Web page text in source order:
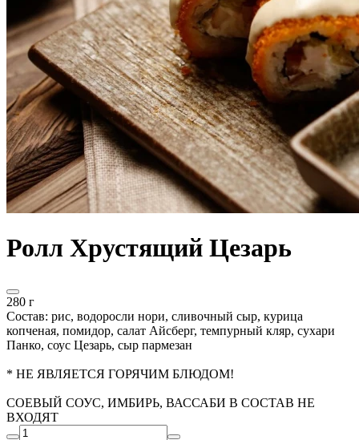
Ролл Хрустящий Цезарь
280 г
Состав: рис, водоросли нори, сливочный сыр, курица
копченая, помидор, салат Айсберг, темпурный кляр, сухари
Панко, соус Цезарь, сыр пармезан
* НЕ ЯВЛЯЕТСЯ ГОРЯЧИМ БЛЮДОМ!
СОЕВЫЙ СОУС, ИМБИРЬ, ВАССАБИ В СОСТАВ НЕ
ВХОДЯТ